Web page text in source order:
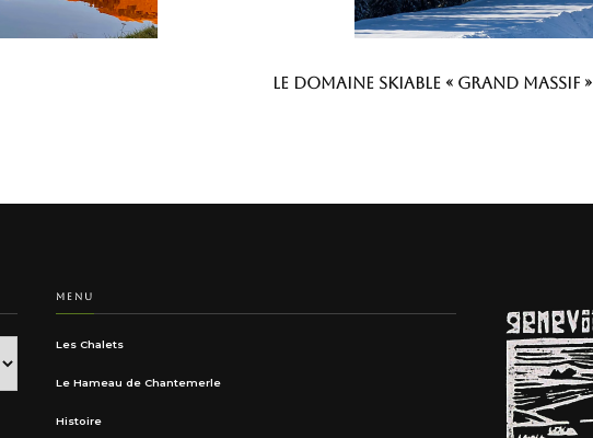
Le domaine skiable « Grand Massif »
MENU
Les Chalets
Le Hameau de Chantemerle
Histoire